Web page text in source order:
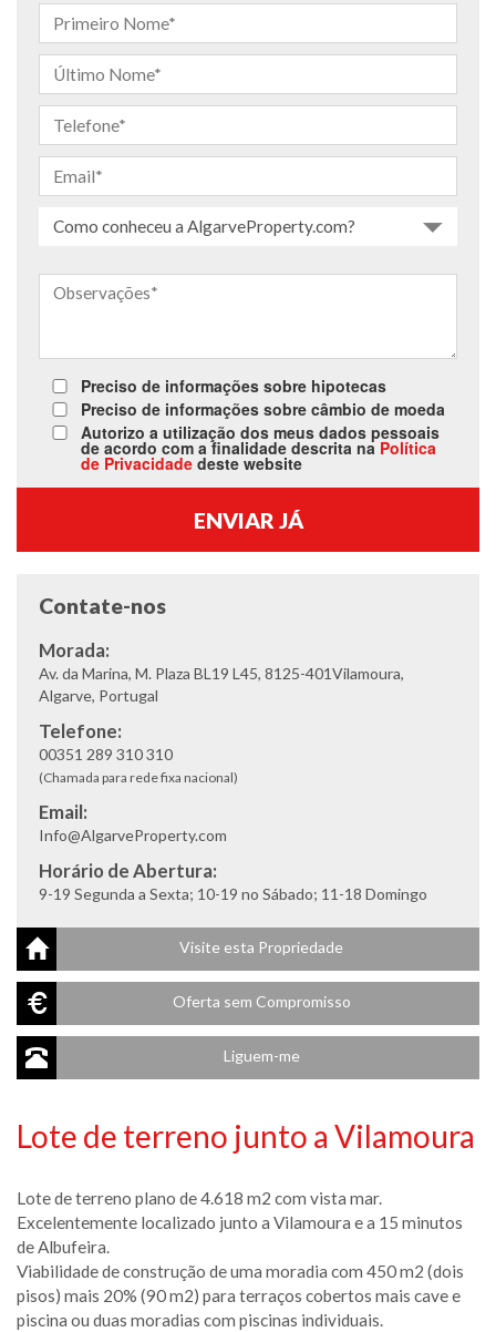
Visite esta Propriedade
Oferta sem Compromisso
Liguem-me
Lote de terreno junto a Vilamoura
Lote de terreno plano de 4.618 m2 com vista mar.
Excelentemente localizado junto a Vilamoura e a 15 minutos
de Albufeira.
Viabilidade de construção de uma moradia com 450 m2 (dois
pisos) mais 20% (90 m2) para terraços cobertos mais cave e
piscina ou duas moradias com piscinas individuais.
Como conheceu a AlgarveProperty.com?
Preciso de informações sobre hipotecas
Preciso de informações sobre câmbio de moeda
Autorizo a utilização dos meus dados pessoais
de acordo com a finalidade descrita na Política
de Privacidadedeste website
Contate-nos
Morada:
Av. da Marina, M. Plaza BL19 L45, 8125-401Vilamoura,
Algarve, Portugal
Telefone:
00351 289 310 310
(Chamada para rede fixa nacional)
Email:
Info@AlgarveProperty.com
Horário de Abertura:
9-19 Segunda a Sexta; 10-19 no Sábado; 11-18 Domingo